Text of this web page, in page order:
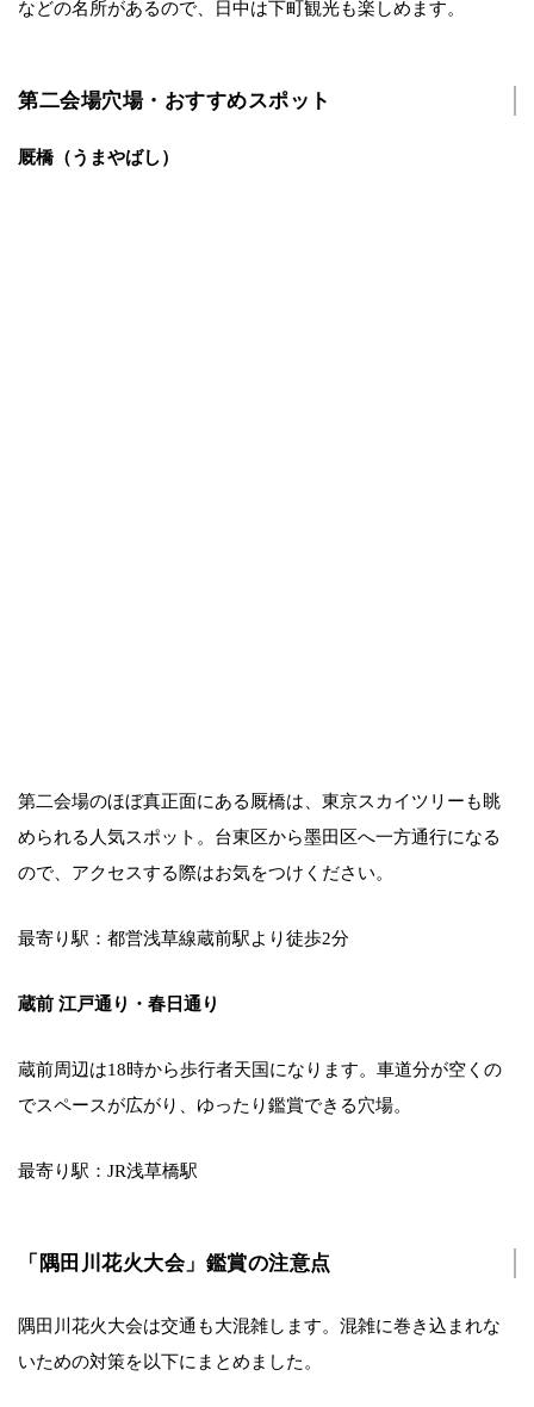
などの名所があるので、日中は下町観光も楽しめます。
第二会場穴場・おすすめスポット
厩橋（うまやばし）
第二会場のほぼ真正面にある厩橋は、東京スカイツリーも眺
められる人気スポット。台東区から墨田区へ一方通行になる
ので、アクセスする際はお気をつけください。
最寄り駅：都営浅草線蔵前駅より徒歩2分
蔵前 江戸通り・春日通り
蔵前周辺は18時から歩行者天国になります。車道分が空くの
でスペースが広がり、ゆったり鑑賞できる穴場。
最寄り駅：JR浅草橋駅
「隅田川花火大会」鑑賞の注意点
隅田川花火大会は交通も大混雑します。混雑に巻き込まれな
いための対策を以下にまとめました。